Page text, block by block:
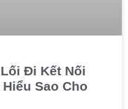
Đi Kết Nối
Sao Cho